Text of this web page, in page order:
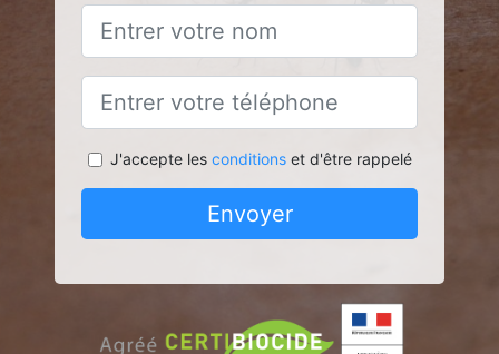
J'accepte les conditionset d'être rappelé
Envoyer